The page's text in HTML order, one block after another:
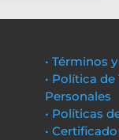
• Términos
• Política
Personales
• Políticas
•